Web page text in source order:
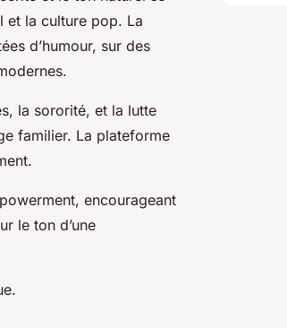
et la culture pop. La
d’humour, sur des
la sororité, et la lutte
familier. La plateforme
encourageant
le ton d’une